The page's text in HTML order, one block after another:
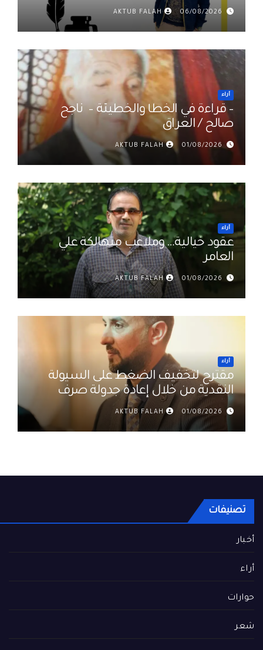
06/08/2026
AKTUB FALAH
أراء
– قراءة في الخطأ والخطيئة – ناجح
صالح / العراق
01/08/2026
AKTUB FALAH
أراء
عقود خيالية… وملاعب متهالكة علي
العامر
01/08/2026
AKTUB FALAH
أراء
مقترح لتخفيف الضغط على السيولة
النقدية من خلال إعادة جدولة صرف
رواتب الموظفين في العراق د. عمر
حميد
01/08/2026
AKTUB FALAH
تصنيفات
أخبار
أراء
حوارات
شعر